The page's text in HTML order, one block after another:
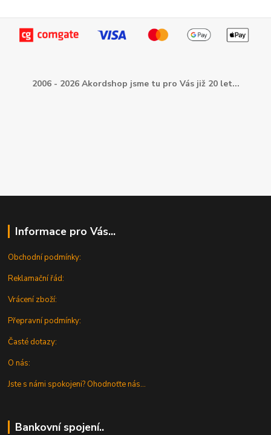
2006 - 2026 Akordshop jsme tu pro Vás již 20 let...
Informace pro Vás...
Obchodní podmínky:
Reklamační řád:
Vrácení zboží:
Přepravní podmínky:
Časté dotazy:
O nás:
Jste s námi spokojeni? Ohodnoťte nás...
Bankovní spojení..